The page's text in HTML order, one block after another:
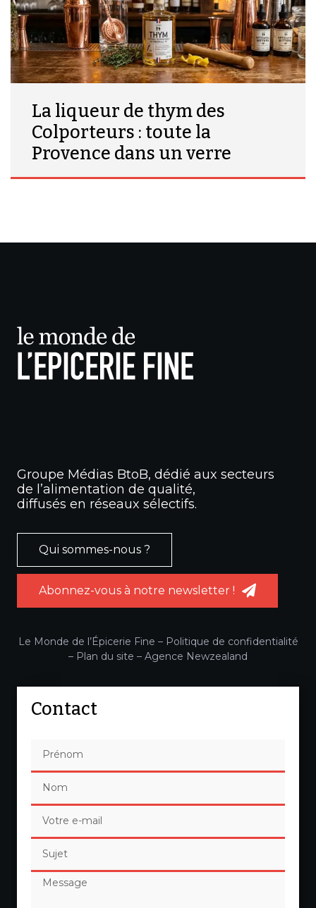
La liqueur de thym des
Colporteurs : toute la
Provence dans un verre
Groupe Médias BtoB, dédié aux secteurs
de l’alimentation de qualité,
diffusés en réseaux sélectifs.
Qui sommes-nous ?
Abonnez-vous à notre newsletter !
Le Monde de l’Épicerie Fine – Politique de confidentialité
– Plan du site – Agence Newzealand
Contact